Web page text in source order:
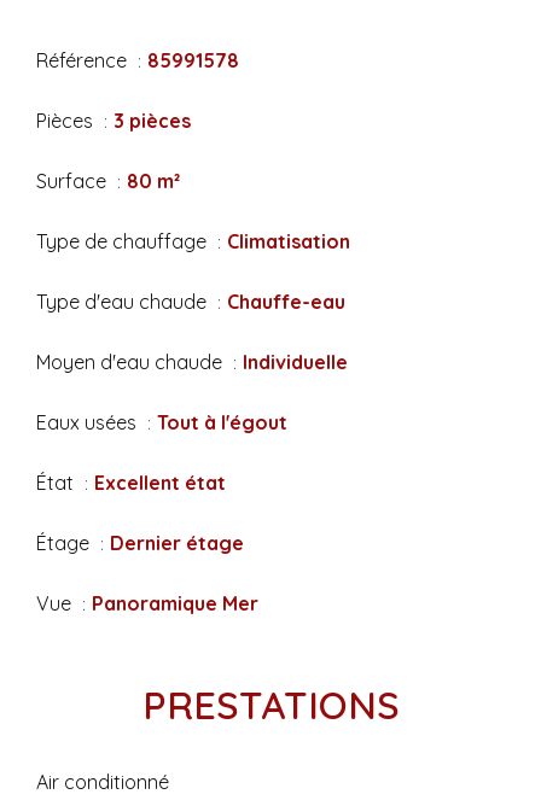
Référence 85991578
Pièces 3 pièces
Surface 80 m²
Type de chauffage Climatisation
Type d'eau chaude Chauffe-eau
Moyen d'eau chaude Individuelle
Eaux usées Tout à l'égout
État Excellent état
Étage Dernier étage
Vue Panoramique Mer
PRESTATIONS
Air conditionné